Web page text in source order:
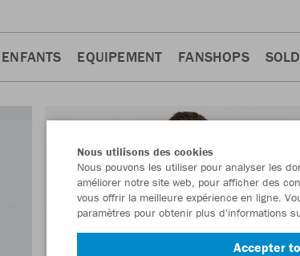
ENFANTS EQUIPEMENT FANSHOPS
Nous utilisons des cookies
Nous pouvons les utiliser pour analyser les
améliorer notre site web, pour afficher des
vous offrir la meilleure expérience en ligne.
paramètres pour obtenir plus d'informations
Accepter